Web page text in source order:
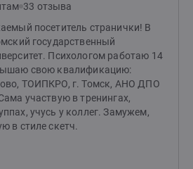
психологическую волонтёрскую
мне оставаться живой,
в «бездушного
на бесплатной 20минутной
33 отзыва
посетитель странички! В
государственный
Психологом работаю 14
свою квалификацию:
ТОИПКРО, г. Томск, АНО ДПО
участвую в тренингах,
учусь у коллег. Замужем,
в стиле скетч.